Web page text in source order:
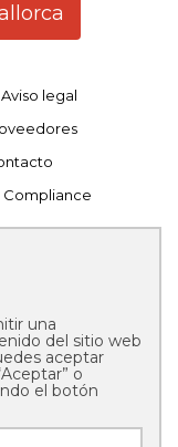
Aviso legal
Compliance
una
del sitio web
aceptar
o
el botón